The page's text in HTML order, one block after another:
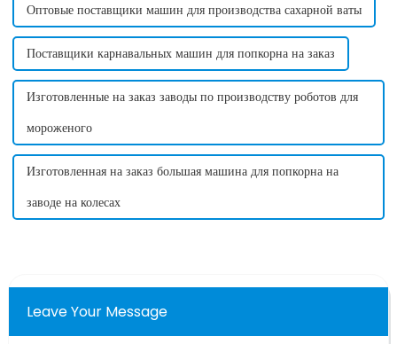
Оптовые поставщики машин для производства сахарной ваты
Поставщики карнавальных машин для попкорна на заказ
Изготовленные на заказ заводы по производству роботов для
мороженого
Изготовленная на заказ большая машина для попкорна на
заводе на колесах
Leave Your Message